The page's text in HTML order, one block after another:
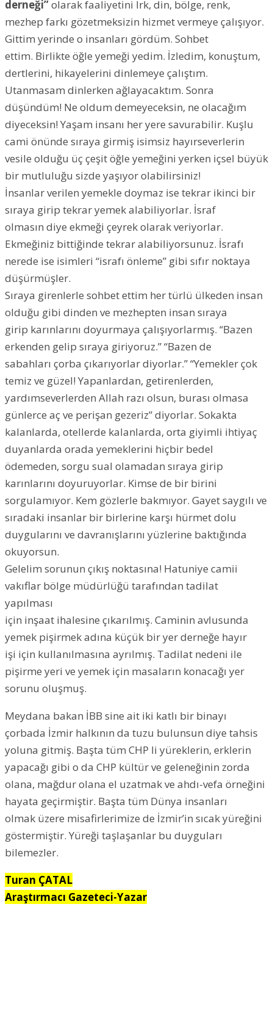
derneği”olarak faaliyetini Irk, din, bölge, renk,
mezhep farkı gözetmeksizin hizmet vermeye çalışıyor.
Gittim yerinde o insanları gördüm. Sohbet
ettim. Birlikte öğle yemeği yedim. İzledim, konuştum,
dertlerini, hikayelerini dinlemeye çalıştım.
Utanmasam dinlerken ağlayacaktım. Sonra
düşündüm! Ne oldum demeyeceksin, ne olacağım
diyeceksin! Yaşam insanı her yere savurabilir. Kuşlu
cami önünde sıraya girmiş isimsiz hayırseverlerin
vesile olduğu üç çeşit öğle yemeğini yerken içsel büyük
bir mutluluğu sizde yaşıyor olabilirsiniz!
İnsanlar verilen yemekle doymaz ise tekrar ikinci bir
sıraya girip tekrar yemek alabiliyorlar. İsraf
olmasın diye ekmeği çeyrek olarak veriyorlar.
Ekmeğiniz bittiğinde tekrar alabiliyorsunuz. İsrafı
nerede ise isimleri “israfı önleme” gibi sıfır noktaya
düşürmüşler.
Sıraya girenlerle sohbet ettim her türlü ülkeden insan
olduğu gibi dinden ve mezhepten insan sıraya
girip karınlarını doyurmaya çalışıyorlarmış. “Bazen
erkenden gelip sıraya giriyoruz.” “Bazen de
sabahları çorba çıkarıyorlar diyorlar.” “Yemekler çok
temiz ve güzel! Yapanlardan, getirenlerden,
yardımseverlerden Allah razı olsun, burası olmasa
günlerce aç ve perişan gezeriz” diyorlar. Sokakta
kalanlarda, otellerde kalanlarda, orta giyimli ihtiyaç
duyanlarda orada yemeklerini hiçbir bedel
ödemeden, sorgu sual olamadan sıraya girip
karınlarını doyuruyorlar. Kimse de bir birini
sorgulamıyor. Kem gözlerle bakmıyor. Gayet saygılı ve
sıradaki insanlar bir birlerine karşı hürmet dolu
duygularını ve davranışlarını yüzlerine baktığında
okuyorsun.
Gelelim sorunun çıkış noktasına! Hatuniye camii
vakıflar bölge müdürlüğü tarafından tadilat
yapılması
için inşaat ihalesine çıkarılmış. Caminin avlusunda
yemek pişirmek adına küçük bir yer derneğe hayır
işi için kullanılmasına ayrılmış. Tadilat nedeni ile
pişirme yeri ve yemek için masaların konacağı yer
sorunu oluşmuş.
Meydana bakan İBB sine ait iki katlı bir binayı
çorbada İzmir halkının da tuzu bulunsun diye tahsis
yoluna gitmiş. Başta tüm CHP li yüreklerin, erklerin
yapacağı gibi o da CHP kültür ve geleneğinin zorda
olana, mağdur olana el uzatmak ve ahdı-vefa örneğini
hayata geçirmiştir. Başta tüm Dünya insanları
olmak üzere misafirlerimize de İzmir’in sıcak yüreğini
göstermiştir. Yüreği taşlaşanlar bu duyguları
bilemezler.
Turan ÇATAL
Araştırmacı Gazeteci-Yazar